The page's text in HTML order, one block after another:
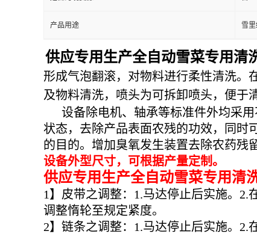
产品用途 雪
供应专用生产全自动雪菜专用清
形成气泡翻滚，对物料进行柔性清洗。
及物料清洗，喷头为可拆卸喷头，便于
设备除电机、轴承等标准件外均采用
状态，去除产品表面农残的功效，同时
的目的。增加臭氧发生装置去除农药残
设备外型尺寸，可根据产量定制。
供应专用生产全自动雪菜专用清
1】皮带之调整：1.马达停止后实施。2.
调整惰轮至规定紧度。
2】链条之调整：1.马达停止后实施。